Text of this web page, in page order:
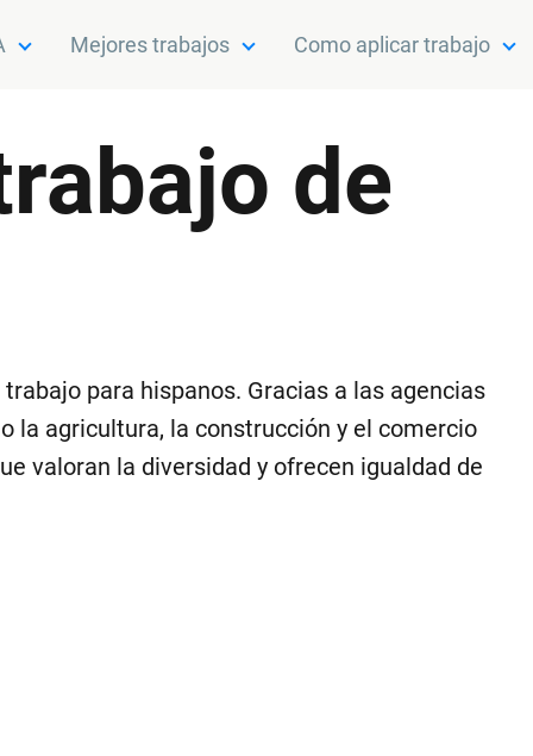
Mejores trabajos Como aplicar trabajo
de
para hispanos. Gracias a las agencias
la agricultura, la construcción y el comercio
valoran la diversidad y ofrecen igualdad de